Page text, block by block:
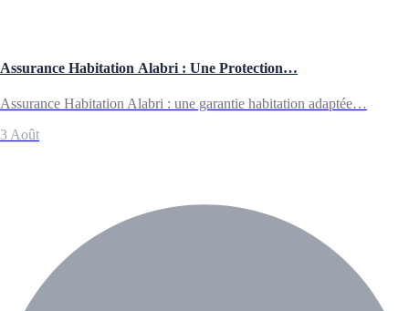
Assurance Habitation Alabri : Une Protection…
Assurance Habitation Alabri : une garantie habitation adaptée…
3 Août